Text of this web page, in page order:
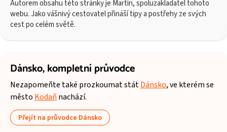
Autorem obsahu této stránky je Martin, spoluzakladatel tohoto
webu. Jako vášnivý cestovatel přináší tipy a postřehy ze svých
cest po celém světě.
Dánsko,kompletní průvodce
Nezapomeňte také prozkoumat státDánsko, ve kterém se
město Kodaň nachází.
Přejít na průvodce Dánsko